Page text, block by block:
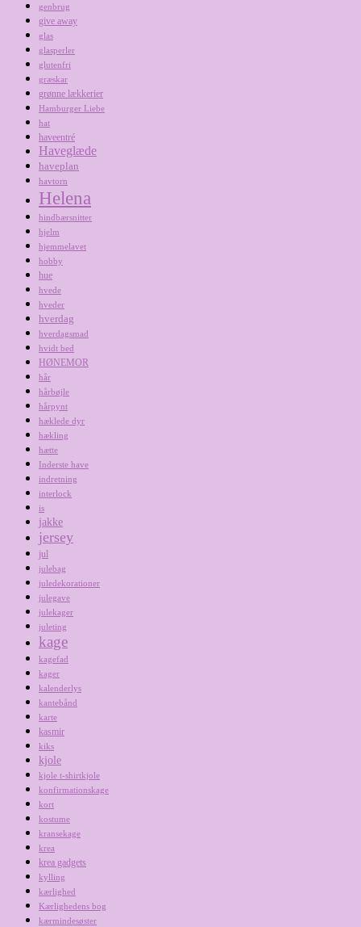
genbrug
give away
glas
glasperler
glutenfri
græskar
grønne lækkerier
Hamburger Liebe
hat
haveentré
Haveglæde
haveplan
havtorn
Helena
hindbærsnitter
hjelm
hjemmelavet
hobby
hue
hvede
hveder
hverdag
hverdagsmad
hvidt bed
HØNEMOR
hår
hårbøjle
hårpynt
hæklede dyr
hækling
hætte
Inderste have
indretning
interlock
is
jakke
jersey
jul
julebag
juledekorationer
julegave
julekager
juleting
kage
kagefad
kager
kalenderlys
kantebånd
karte
kasmir
kiks
kjole
kjole t-shirtkjole
konfirmationskage
kort
kostume
kransekage
krea
krea gadgets
kylling
kærlighed
Kærlighedens bog
kærmindesøster